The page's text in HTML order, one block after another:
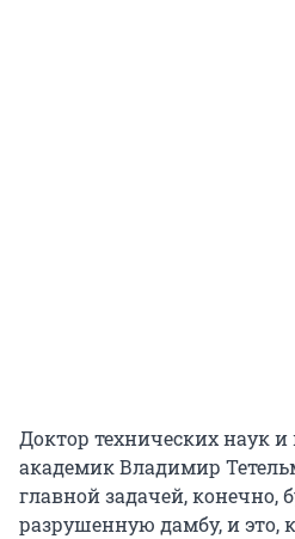
Доктор технических наук
академик Владимир
главной задачей, конечно,
разрушенную дамбу, и это,